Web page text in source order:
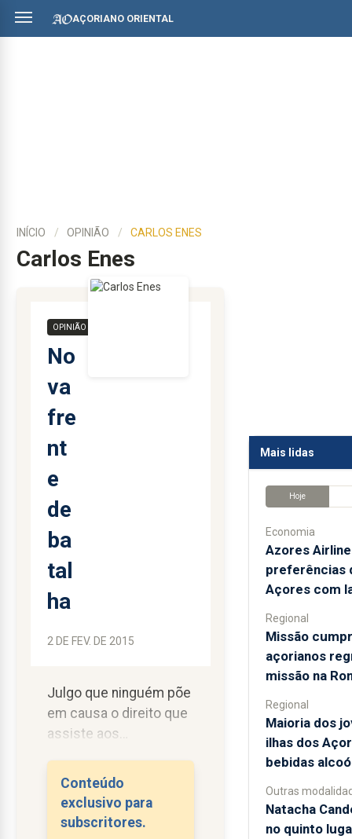
AÇORIANO ORIENTAL
INÍCIO OPINIÃO CARLOS ENES
Carlos Enes
OPINIÃO
No
va
fre
nt
e
de
ba
tal
ha
2 DE FEV. DE 2015
Julgo que ninguém põe
em causa o direito que
assiste aos
definirem a sua política
no setor militar e de
realizarem os cortes
Conteúdo
exclusivo para
subscritores.
Mais lidas
Hoje
Economia
Azores
preferências
Açores com
Regional
Missão
açorianos
missão na
Regional
Maioria dos
ilhas dos
bebidas
Outras
Natacha
no quinto